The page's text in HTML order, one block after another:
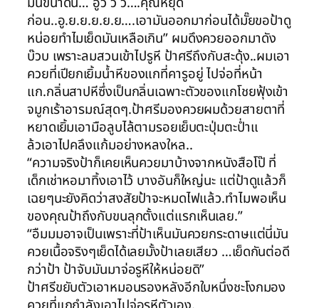
ก่อน..อู.ย.ย.ย.ย.ย….เอามันออกมาก่อนได้มั๊ยขอป้าดู
หน่อยทำไมเย็ดมันเหลือเกิน” ผมดึงควยออกมาดัง
บ๊วบ เพราะลมสวนเข้าไปรูหี ป้าศรีถึงกับสะดุ้ง..ผมเอา
ควยที่เปียกเยิ้มน้ำหีของแกที่คารูอยู่ ไปจ่อที่หน้า
แก.กลิ่นสาปหีซึ่งเป็นกลิ่นเฉพาะตัวของแกโชยฟุ้งเข้า
จมูกเร้าอารมณ์สุดๆ.ป้าศรีมองควยผมด้วยสายตาที่
หยาดเยิ้มเอามือลูบไล้ตามรอยเย็บตะปุ่มตะป่ำแ
ล้วเอาไปคลึงแก้มอย่างหลงใหล..
“ความจริงป้าก็เคยเห็นควยมาบ้างจากหนังสือโป๊ ที่
เด็กเช่าหอมาทิ้งเอาไว้ บางอันก็ใหญ่นะ แต่ป้าดูแล้วก็
เฉยๆนะยังคิดว่าสงสัยป้าจะหมดไฟแล้ว.ทำไมพอเห็น
ของคุณป้าถึงกับขนลุกตั้งแต่แรกเห็นเลย.”
“อืมมมอาจเป็นเพราะที่ป้าเห็นมันควยกระดาษแต่นี่มัน
ควยเนื้อจริงๆเย็ดได้เลยมั้งป้าเลยเสียว …เย็ดกันต่อดี
กว่าป้า ป้าจับมันมาจ่อรูหีให้หน่อยดิ”
ป้าศรีขยับตัวเอาหมอนรองหลังอีกใบหนึ่งชะโงกมอง